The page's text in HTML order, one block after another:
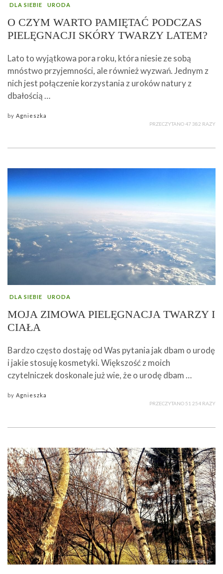
DLA SIEBIE URODA
O CZYM WARTO PAMIĘTAĆ PODCZAS
PIELĘGNACJI SKÓRY TWARZY LATEM?
Lato to wyjątkowa pora roku, która niesie ze sobą
mnóstwo przyjemności, ale również wyzwań. Jednym z
nich jest połączenie korzystania z uroków natury z
dbałością …
by Agnieszka
PRZECZYTANO 47 382 RAZY
DLA SIEBIE URODA
MOJA ZIMOWA PIELĘGNACJA TWARZY I
CIAŁA
Bardzo często dostaję od Was pytania jak dbam o urodę
i jakie stosuję kosmetyki. Większość z moich
czytelniczek doskonale już wie, że o urodę dbam …
by Agnieszka
PRZECZYTANO 51 254 RAZY